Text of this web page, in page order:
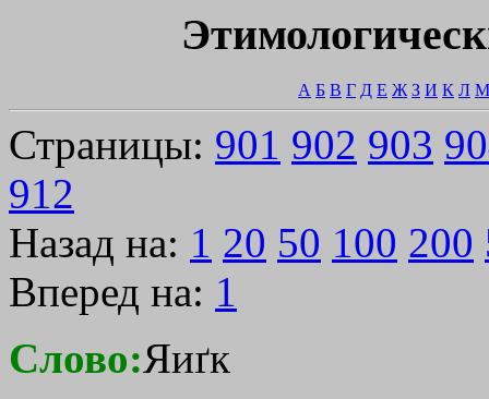
А Б В Г Д Е Ж З И К Л М
Страницы: 901 902 903
912
Назад на: 1 20 50 100 200
Вперед на: 1
Слово:Яиґк